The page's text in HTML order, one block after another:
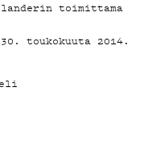
toimittama
toukokuuta 2014.